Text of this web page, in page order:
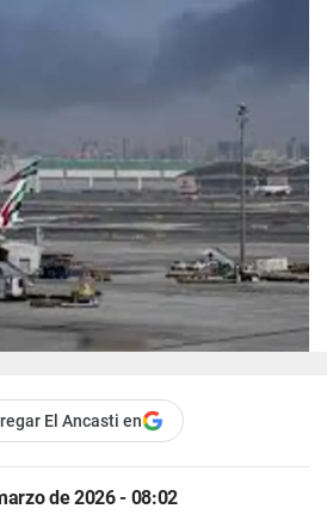
El Ancasti en
de 2026 - 08:02